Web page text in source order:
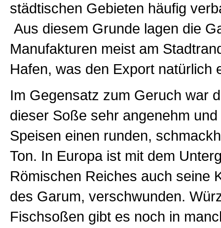
städtischen Gebieten häufig
Aus diesem Grunde lagen die
Manufakturen meist am
Hafen, was den Export natürlich
Im Gegensatz zum Geruch war
dieser Soße sehr angenehm
Speisen einen runden,
Ton. In Europa ist mit dem
Römischen Reiches auch seine
des Garum, verschwunden.
Fischsoßen gibt es noch in